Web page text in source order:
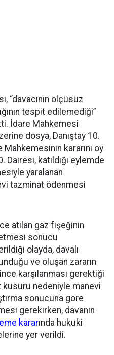
“davacının ölçüsüz
tespit edilemediği”
İdare Mahkemesi
dosya, Danıştay 10.
Mahkemesinin kararını oy
Dairesi, katıldığı eylemde
yaralanan
tazminat ödenmesi
atılan gaz fişeğinin
etmesi sonucu
olayda, davalı
ve oluşan zararın
karşılanması gerektiği
kusuru nedeniyle manevi
sonucuna göre
gerekirken, davanın
kararında hukuki
yer verildi.